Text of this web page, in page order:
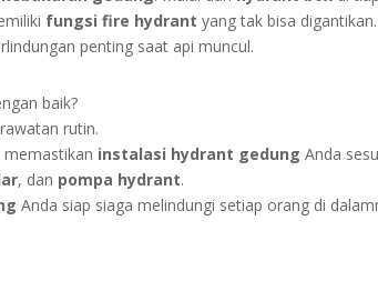
fungsi fire hydrant yang tak bisa digantikan.
penting saat api muncul.
baik?
rutin.
memastikan instalasi hydrant gedung Anda
, dan pompa hydrant.
Anda siap siaga melindungi setiap orang di